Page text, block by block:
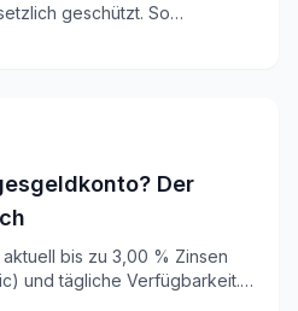
geschützt. So
Der
bis zu 3,00 % Zinsen
und tägliche Verfügbarkeit.